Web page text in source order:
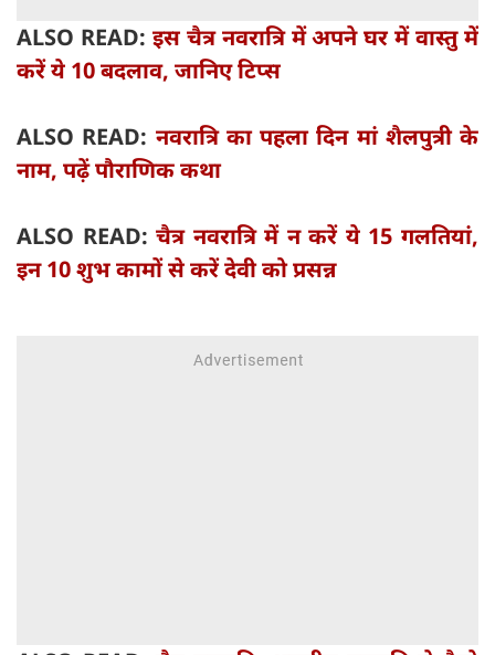
ALSO READ: इस चैत्र नवरात्रि में अपने घर में वास्तु में
करें ये 10 बदलाव, जानिए टिप्स
ALSO READ: नवरात्रि का पहला दिन मां शैलपुत्री के
नाम, पढ़ें पौराणिक कथा
ALSO READ:चैत्र नवरात्रि में न करें ये 15 गलतियां,
इन 10 शुभ कामों से करें देवी को प्रसन्न